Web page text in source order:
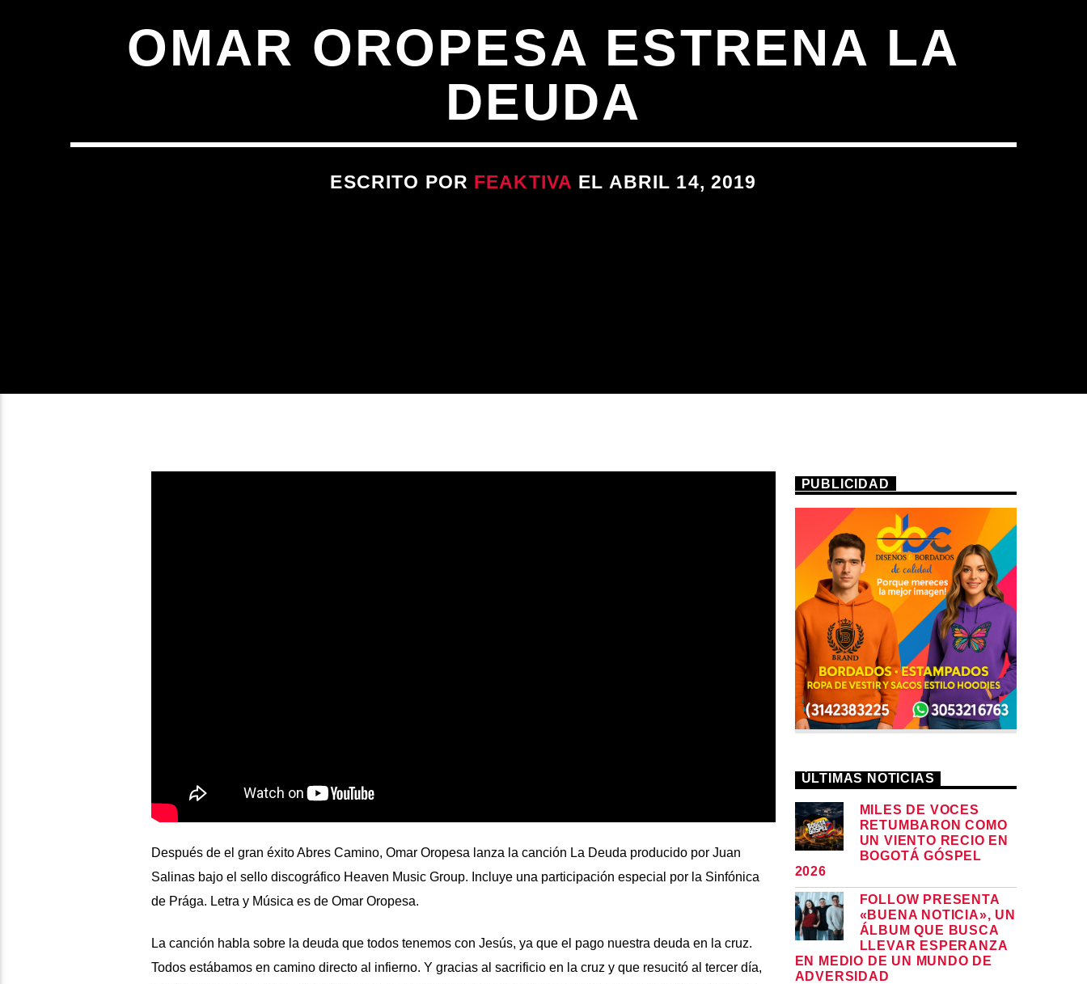
OMAR OROPESA ESTRENA LA
DEUDA
ESCRITO POR FEAKTIVA EL ABRIL 14, 2019
Después de el gran éxito Abres Camino, Omar Oropesa lanza la canción La Deuda producido por Juan
Salinas bajo el sello discográfico Heaven Music Group. Incluye una participación especial por la Sinfónica
de Prága. Letra y Música es de Omar Oropesa.
La canción habla sobre la deuda que todos tenemos con Jesús, ya que el pago nuestra deuda en la cruz.
Todos estábamos en camino directo al infierno. Y gracias al sacrificio en la cruz y que resucitó al tercer día,
PUBLICIDAD
ÚLTIMAS NOTICIAS
MILES DE VOCES
RETUMBARON COMO
UN VIENTO RECIO EN
BOGOTÁ GÓSPEL
2026
FOLLOW PRESENTA
«BUENA NOTICIA», UN
ÁLBUM QUE BUSCA
LLEVAR ESPERANZA
EN MEDIO DE UN MUNDO DE
ADVERSIDAD